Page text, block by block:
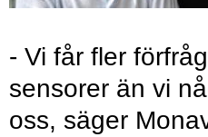
- Vi får fler
sensorer än vi
oss, säger